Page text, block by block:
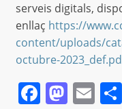
serveis digitals,
enllaç https://
content/uploads/
octubre-